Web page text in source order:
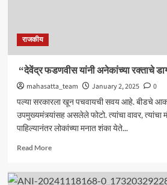
राजकीय
“देवेंद्र फडणवीस यांनी अनेकांच्या रक्ताचे
mahasatta_team January 2, 2025
0
पल्या सरकारला खून पचवायची सवय आहे. बीडचे
उपमुख्यमंत्र्यांसह असलेले फोटो. त्यांचा वावर, त्यांचा
पाहिल्यानंतर लोकांच्या मनात शंका येते...
Read MoreRead
“देवेंद्र